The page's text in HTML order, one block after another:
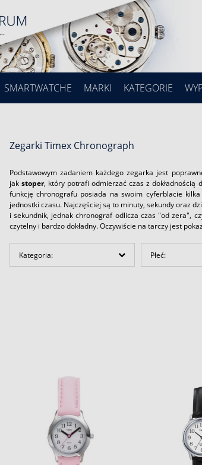
SMARTWATCHE MARKI KATEGORIE
Zegarki Timex Chronograph
Podstawowym zadaniem każdego zegarka jest
jak stoper, który potrafi odmierzać czas z dokładnością
funkcję chronografu posiada na swoim cyferblacie
jednostki czasu. Najczęściej są to minuty, sekundy oraz
i sekundnik, jednak chronograf odlicza czas "od zera",
czytelny i bardzo dokładny. Oczywiście na tarczy jest
Kategoria: Płeć: